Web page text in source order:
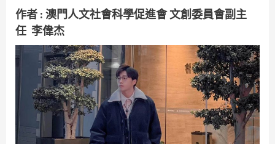
作者 : 澳門人文社會科學促進會 文創委員會副主
任 李偉杰